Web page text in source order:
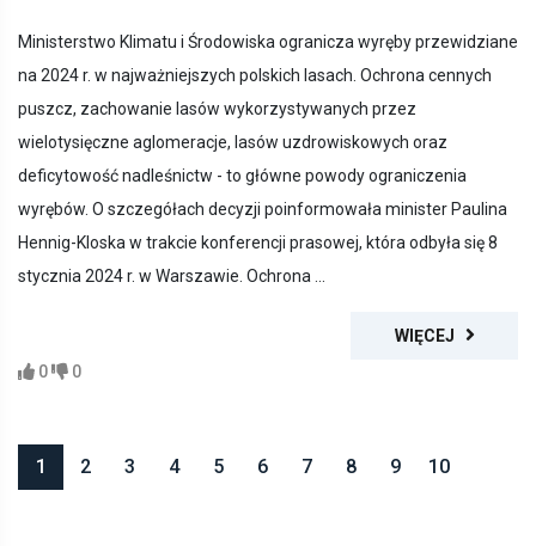
Ministerstwo Klimatu i Środowiska ogranicza wyręby przewidziane
na 2024 r. w najważniejszych polskich lasach. Ochrona cennych
puszcz, zachowanie lasów wykorzystywanych przez
wielotysięczne aglomeracje, lasów uzdrowiskowych oraz
deficytowość nadleśnictw - to główne powody ograniczenia
wyrębów. O szczegółach decyzji poinformowała minister Paulina
Hennig-Kloska w trakcie konferencji prasowej, która odbyła się 8
stycznia 2024 r. w Warszawie. Ochrona ...
WIĘCEJ
0
0
1 2 3 4 5 6 7 8 9 10